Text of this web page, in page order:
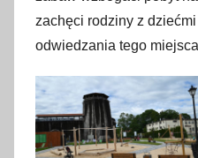
zachęci rodziny z
odwiedzania tego